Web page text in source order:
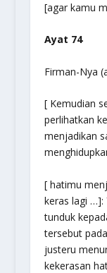
[agar kamu
Ayat 74
Firman-Nya
[ Kemudian
perlihatkan
menjadikan
[ hatimu
keras lagi …]:
tunduk
tersebut
justeru
kekerasan